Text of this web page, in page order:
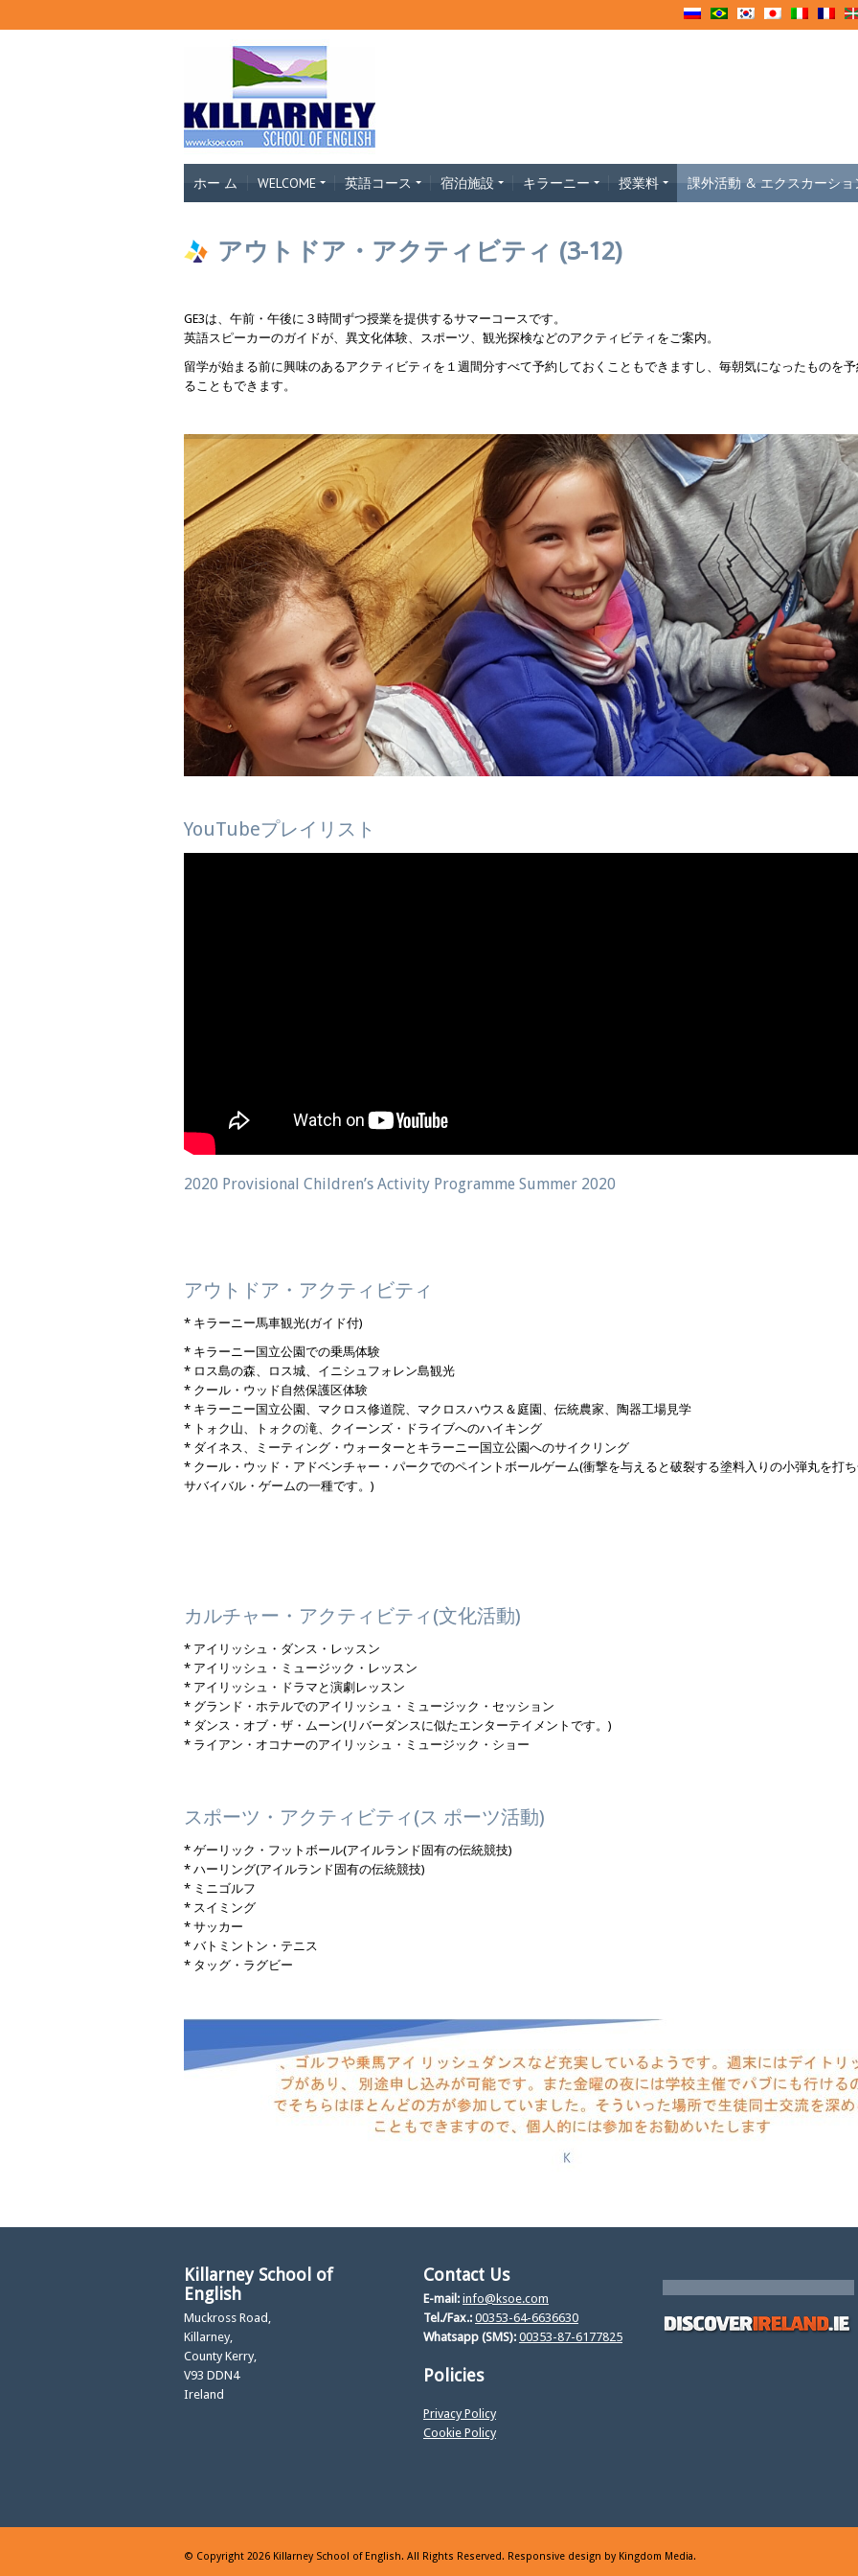
ホー ム WELCOME 英語コース 宿泊施設 キラーニー 授業料 課外活動 & エクスカーショ
アウトドア・アクティビティ (3-12)
GE3は、午前・午後に３時間ずつ授業を提供するサマーコースです。
英語スピーカーのガイドが、異文化体験、スポーツ、観光探検などのアクティビティをご案内。
留学が始まる前に興味のあるアクティビティを１週間分すべて予約しておくこともできますし、毎朝気になったものを
ることもできます。
YouTubeプレイリスト
2020 Provisional Children’s Activity Programme Summer 2020
アウトドア・アクティビティ
* キラーニー馬車観光(ガイド付)
* キラーニー国立公園での乗馬体験
* ロス島の森、ロス城、イニシュフォレン島観光
* クール・ウッド自然保護区体験
* キラーニー国立公園、マクロス修道院、マクロスハウス＆庭園、伝統農家、陶器工場見学
* トォク山、トォクの滝、クイーンズ・ドライブへのハイキング
* ダイネス、ミーティング・ウォーターとキラーニー国立公園へのサイクリング
* クール・ウッド・アドベンチャー・パークでのペイントボールゲーム(衝撃を与えると破裂する塗料入りの小弾丸を打
サバイバル・ゲームの一種です。)
カルチャー・アクティビティ(文化活動)
* アイリッシュ・ダンス・レッスン
* アイリッシュ・ミュージック・レッスン
* アイリッシュ・ドラマと演劇レッスン
* グランド・ホテルでのアイリッシュ・ミュージック・セッション
* ダンス・オブ・ザ・ムーン(リバーダンスに似たエンターテイメントです。)
* ライアン・オコナーのアイリッシュ・ミュージック・ショー
スポーツ・アクティビティ(ス ポーツ活動)
* ゲーリック・フットボール(アイルランド固有の伝統競技)
* ハーリング(アイルランド固有の伝統競技)
* ミニゴルフ
* スイミング
* サッカー
* バトミントン・テニス
* タッグ・ラグビー
Killarney School of
English
Muckross Road,
Killarney,
County Kerry,
V93 DDN4
Ireland
Contact Us
E-mail: info@ksoe.com
Tel./Fax.: 00353-64-6636630
Whatsapp (SMS): 00353-87-6177825
Policies
Privacy Policy
Cookie Policy
© Copyright 2026 Killarney School of English. All Rights Reserved. Responsive design by Kingdom Media.